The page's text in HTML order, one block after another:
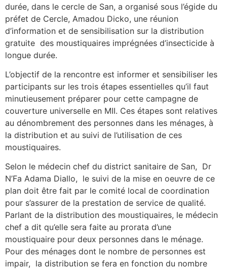
durée, dans le cercle de San, a organisé sous l’égide du
préfet de Cercle, Amadou Dicko, une réunion
d’information et de sensibilisation sur la distribution
gratuite des moustiquaires imprégnées d’insecticide à
longue durée.
L’objectif de la rencontre est informer et sensibiliser les
participants sur les trois étapes essentielles qu’il faut
minutieusement préparer pour cette campagne de
couverture universelle en MII. Ces étapes sont relatives
au dénombrement des personnes dans les ménages, à
la distribution et au suivi de l’utilisation de ces
moustiquaires.
Selon le médecin chef du district sanitaire de San, Dr
N’Fa Adama Diallo, le suivi de la mise en oeuvre de ce
plan doit être fait par le comité local de coordination
pour s’assurer de la prestation de service de qualité.
Parlant de la distribution des moustiquaires, le médecin
chef a dit qu’elle sera faite au prorata d’une
moustiquaire pour deux personnes dans le ménage.
Pour des ménages dont le nombre de personnes est
impair, la distribution se fera en fonction du nombre